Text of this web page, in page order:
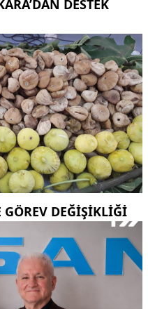
DESTEK
DEĞIŞIKLIĞI